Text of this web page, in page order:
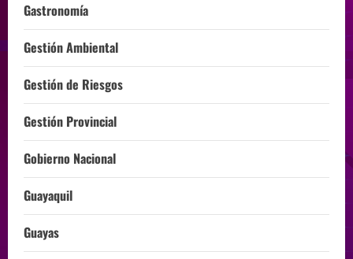
Gastronomía
Gestión Ambiental
Gestión de Riesgos
Gestión Provincial
Gobierno Nacional
Guayaquil
Guayas